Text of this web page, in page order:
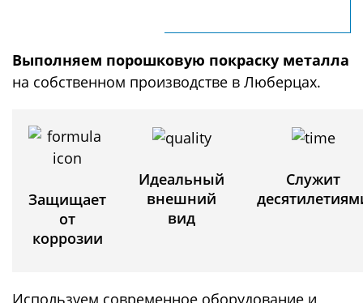
Выполняем порошковую покраску металла
на собственном производстве в Люберцах.
Защищает
от
коррозии
Идеальный
внешний
вид
Служит
Используем современное оборудование и